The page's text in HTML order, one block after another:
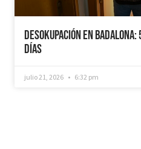
Desokupación en Badalona:
días
julio 21, 2026 6:32 pm